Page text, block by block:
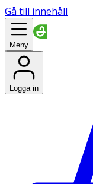
Gå till innehåll
Meny
Logga in